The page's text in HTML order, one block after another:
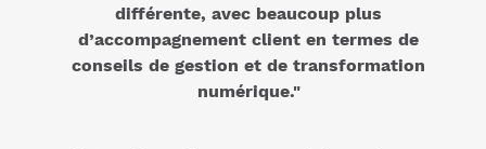
différente, avec beaucoup plus
d’accompagnement client en termes de
conseils de gestion et de transformation
numérique."